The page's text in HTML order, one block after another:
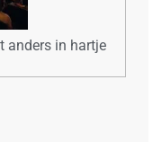
anders in hartje